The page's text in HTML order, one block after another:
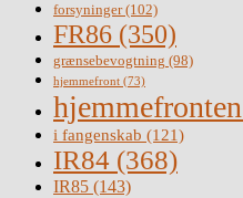
forsyninger(102)
FR86 (350)
grænsebevogtning (98)
hjemmefront (73)
hjemmefronten
i fangenskab (121)
IR84 (368)
IR85 (143)